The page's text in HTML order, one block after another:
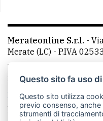
Merateonline S.r.l. -
Merate (LC) - P.IVA
Telefono:
mail:
La redazione
Made by VIP
Questo sito fa uso
Questo sito utilizza
previo consenso,
strumenti di